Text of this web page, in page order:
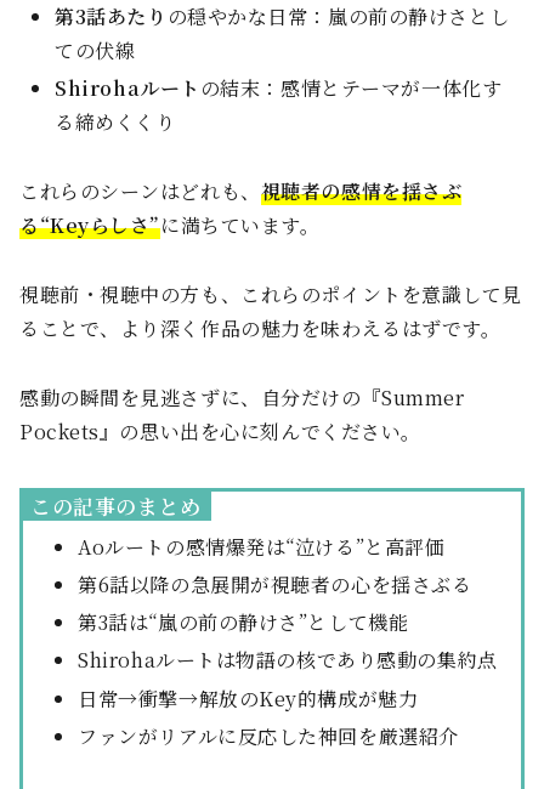
第3話あたり の穏やかな日常：嵐の前の静けさとし
ての伏線
Shirohaルート の結末：感情とテーマが一体化す
る締めくくり
これらのシーンはどれも、 視聴者の感情を揺さぶ
る“Keyらしさ”に満ちています。
視聴前・視聴中の方も、これらのポイントを意識して見
ることで、より深く作品の魅力を味わえるはずです。
感動の瞬間を見逃さずに、自分だけの『Summer
Pockets』の思い出を心に刻んでください。
この記事のまとめ
Aoルートの感情爆発は“泣ける”と高評価
第6話以降の急展開が視聴者の心を揺さぶる
第3話は“嵐の前の静けさ”として機能
Shirohaルートは物語の核であり感動の集約点
日常→衝撃→解放のKey的構成が魅力
ファンがリアルに反応した神回を厳選紹介